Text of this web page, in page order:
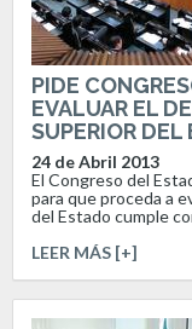
PIDE
EVALUAR EL
SUPERIOR DEL
24 de Abril 2013
El Congreso del
para que proceda a
del Estado cumple
LEER MÁS [+]